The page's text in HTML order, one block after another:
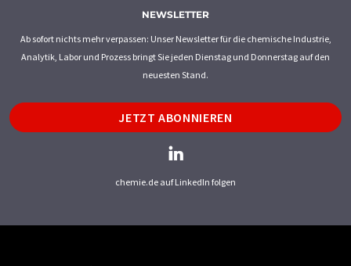
NEWSLETTER
Ab sofort nichts mehr verpassen: Unser Newsletter für die chemische Industrie,
Analytik, Labor und Prozess bringt Sie jeden Dienstag und Donnerstag auf den
neuesten Stand.
JETZT ABONNIEREN
chemie.de auf LinkedIn folgen